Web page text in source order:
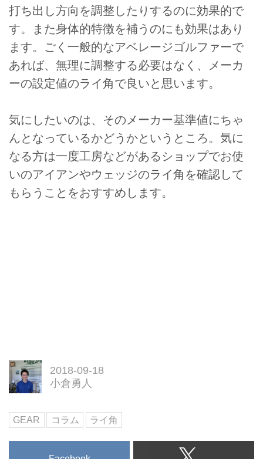
打ち出し方向を調整したりするのに効果的で
す。また身体的特徴を補うのにも効果はあり
ます。ごく一般的なアベレージゴルファーで
あれば、無理に調整する必要はなく、メーカ
ーの設定値のライ角で良いと思います。
気にしたいのは、そのメーカー基準値にちゃ
んとなっているかどうかというところ。気に
なる方は一度工房などがあるショップでお使
いのアイアンやウェッジのライ角を確認して
もらうことをおすすめします。
2018-09-18
小倉勇人
GEAR コラム ライ角